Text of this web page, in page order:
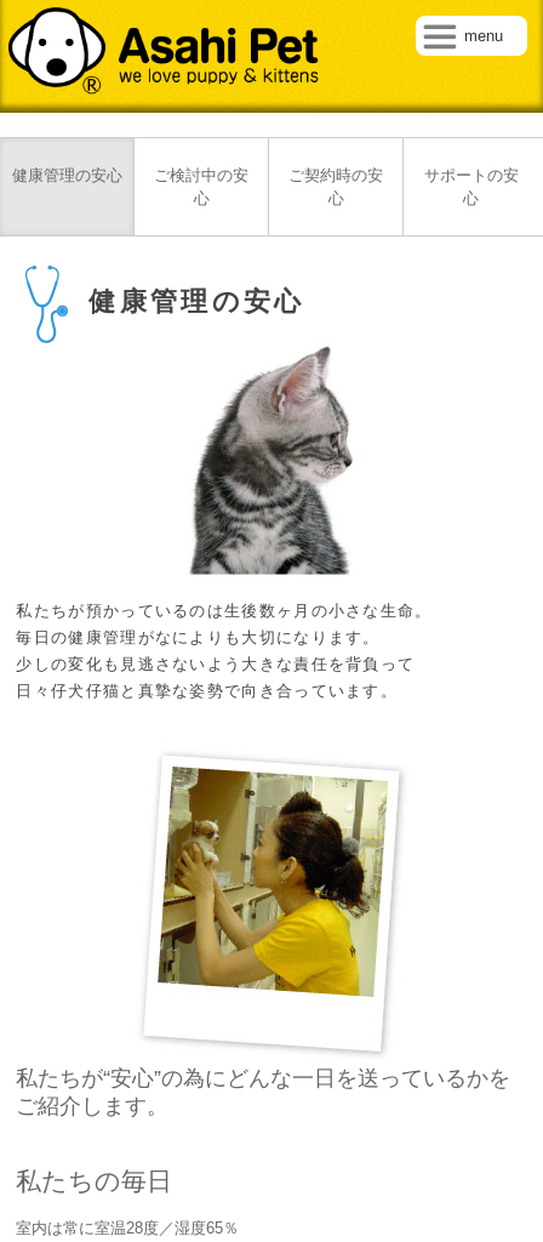
menu
健康管理の安心
ご検討中の安
心
ご契約時の安
心
サポートの安
心
健康管理の安心
私たちが預かっているのは生後数ヶ月の小さな生命。
毎日の健康管理がなによりも大切になります。
少しの変化も見逃さないよう大きな責任を背負って
日々仔犬仔猫と真摯な姿勢で向き合っています。
私たちが“安心”の為にどんな一日を送っているかを
ご紹介します。
私たちの毎日
室内は常に室温28度／湿度65％